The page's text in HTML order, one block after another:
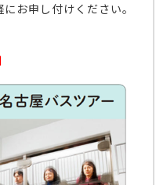
お申し付けください。